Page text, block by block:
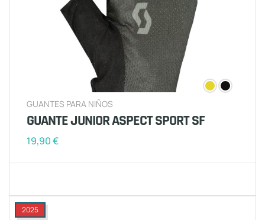
GUANTES PARA NIÑOS
GUANTE JUNIOR ASPECT SPORT SF
19,90€
2025